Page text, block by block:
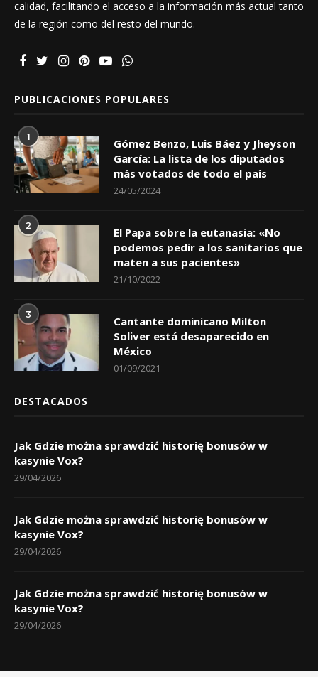
calidad, facilitando el acceso a la información más actual tanto
de la región como del resto del mundo.
PUBLICACIONES POPULARES
1
Gómez Benzo, Luis Báez y Jheyson
García: La lista de los diputados
más votados de todo el país
24/05/2024
2
El Papa sobre la eutanasia: «No
podemos pedir a los sanitarios que
maten a sus pacientes»
21/10/2022
3
Cantante dominicano Milton
Soliver está desaparecido en
México
01/09/2021
DESTACADOS
Jak Gdzie można sprawdzić historię bonusów w
kasynie Vox?
29/04/2026
Jak Gdzie można sprawdzić historię bonusów w
kasynie Vox?
29/04/2026
Jak Gdzie można sprawdzić historię bonusów w
kasynie Vox?
29/04/2026